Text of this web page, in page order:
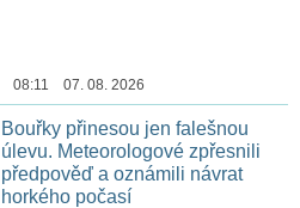
08:11 07. 08. 2026
Bouřky přinesou jen falešnou
úlevu. Meteorologové zpřesnili
předpověď a oznámili návrat
horkého počasí